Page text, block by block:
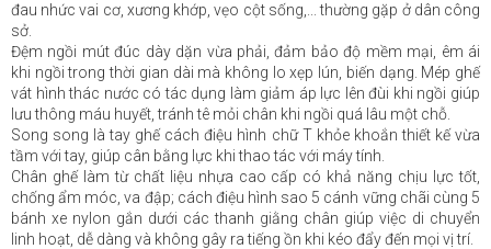
đau nhức vai cơ, xương khớp, vẹo cột sống,... thường gặp ở dân công
sở.
Đệm ngồi mút đúc dày dặn vừa phải, đảm bảo độ mềm mại, êm ái
khi ngồi trong thời gian dài mà không lo xẹp lún, biến dạng. Mép ghế
vát hình thác nước có tác dụng làm giảm áp lực lên đùi khi ngồi giúp
lưu thông máu huyết, tránh tê mỏi chân khi ngồi quá lâu một chỗ.
Song song là tay ghế cách điệu hình chữ T khỏe khoắn thiết kế vừa
tầm với tay, giúp cân bằng lực khi thao tác với máy tính.
Chân ghế làm từ chất liệu nhựa cao cấp có khả năng chịu lực tốt,
chống ẩm móc, va đập; cách điệu hình sao 5 cánh vững chãi cùng 5
bánh xe nylon gắn dưới các thanh giằng chân giúp việc di chuyển
linh hoạt, dễ dàng và không gây ra tiếng ồn khi kéo đẩy đến mọi vị trí.